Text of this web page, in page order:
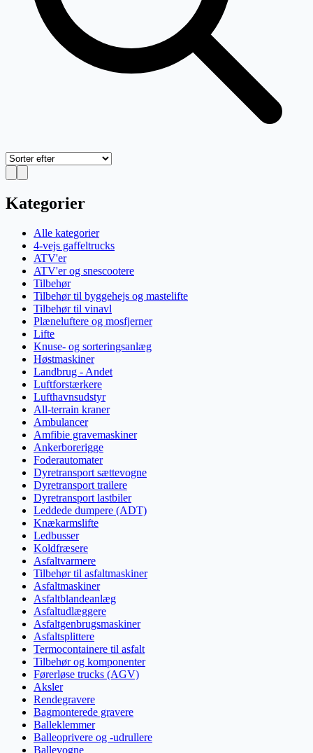
Kategorier
Alle kategorier
4-vejs gaffeltrucks
ATV'er
ATV'er og snescootere
Tilbehør
Tilbehør til byggehejs og mastelifte
Tilbehør til vinavl
Plæneluftere og mosfjerner
Lifte
Knuse- og sorteringsanlæg
Høstmaskiner
Landbrug - Andet
Luftforstærkere
Lufthavnsudstyr
All-terrain kraner
Ambulancer
Amfibie gravemaskiner
Ankerborerigge
Foderautomater
Dyretransport sættevogne
Dyretransport trailere
Dyretransport lastbiler
Leddede dumpere (ADT)
Knækarmslifte
Ledbusser
Koldfræsere
Asfaltvarmere
Tilbehør til asfaltmaskiner
Asfaltmaskiner
Asfaltblandeanlæg
Asfaltudlæggere
Asfaltgenbrugsmaskiner
Asfaltsplittere
Termocontainere til asfalt
Tilbehør og komponenter
Førerløse trucks (AGV)
Aksler
Rendegravere
Bagmonterede gravere
Balleklemmer
Balleoprivere og -udrullere
Ballevogne